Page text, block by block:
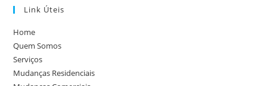
Link Úteis
Home
Quem Somos
Serviços
Mudanças Residenciais